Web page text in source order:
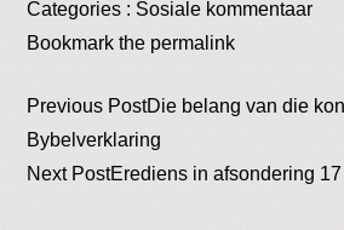
Categories :Sosiale kommentaar
Bookmark the permalink
Post
navigation
Previous PostDie belang van die
Bybelverklaring
Next PostErediens in afsondering